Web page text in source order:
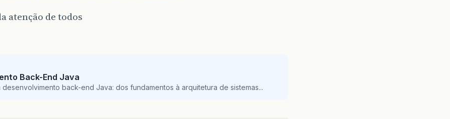
atenção de todos
Back-End Java
desenvolvimento back-end Java: dos fundamentos à arquitetura de sistemas...